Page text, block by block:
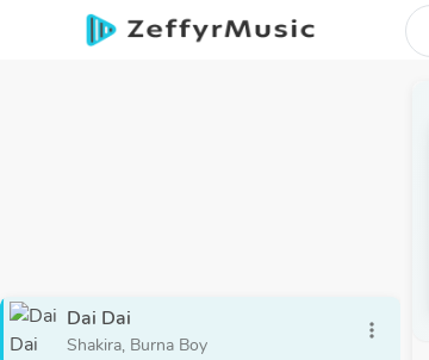
Aller au contenu principal
Dai Dai
Shakira, Burna Boy
more_vert